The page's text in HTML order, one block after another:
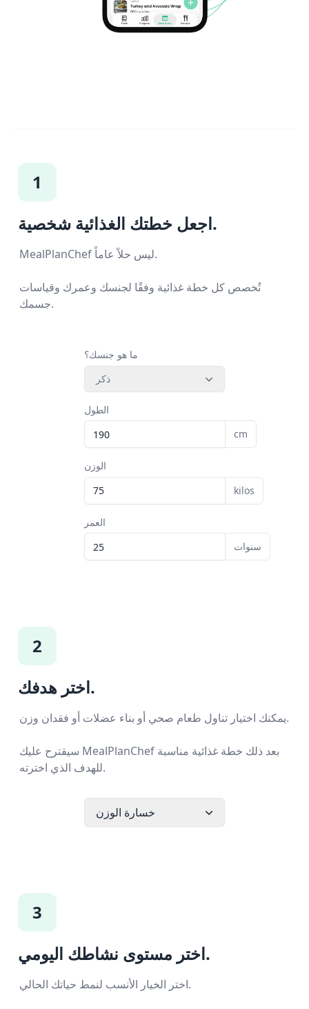
1
اجعل خطتك الغذائية شخصية.
MealPlanChef ليس حلاً عاماً.
تُخصص كل خطة غذائية وفقًا لجنسك وعمرك وقياسات
جسمك.
ما هو جنسك؟
ذكر
الطول
cm
الوزن
kilos
العمر
سنوات
2
اختر هدفك.
يمكنك اختيار تناول طعام صحي أو بناء عضلات أو فقدان وزن.
سيقترح عليك MealPlanChef بعد ذلك خطة غذائية مناسبة
للهدف الذي اخترته.
خسارة الوزن
3
اختر مستوى نشاطك اليومي.
اختر الخيار الأنسب لنمط حياتك الحالي.